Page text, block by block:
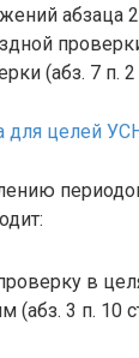
абзаца
(абз. 7 п.
для целей
в
(абз. 3 п. 10